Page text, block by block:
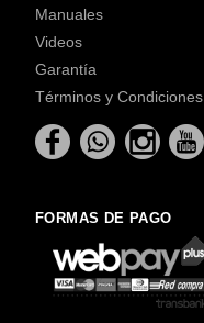
Manuales
Videos
Garantía
Términos y Condiciones
FORMAS DE PAGO